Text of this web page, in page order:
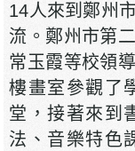
14人來到鄭州
流。鄭州市第
常玉霞等校領
樓畫室參觀了
堂，接著來到
法、音樂特色